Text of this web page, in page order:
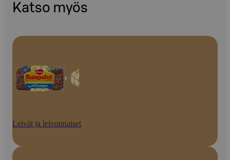
Katso myös
Leivät ja leivonnaiset